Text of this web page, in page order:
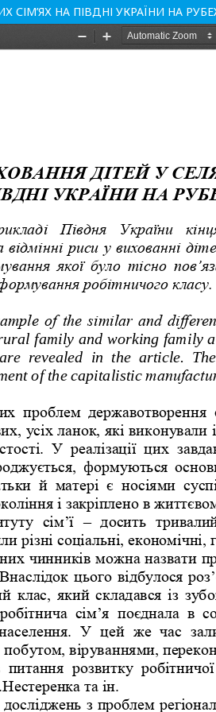
НА ПІВДНІ УКРАЇНИ НА